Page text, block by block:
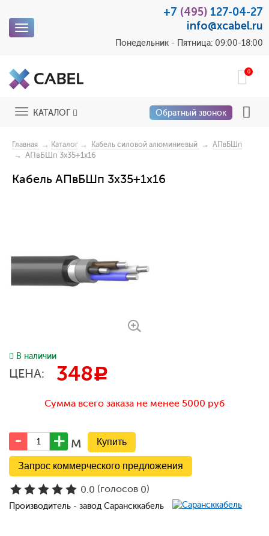
Toggle
+7 (495) 127-04-27
info@xcabel.ru
Понедельник - Пятница: 09:00-18:00
0
ToggleКАТАЛОГ Обратный звонок
Главная → Каталог → Кабель силовой алюминиевый → АПвБШп
→ АПвБШп 3x35+1x16
Кабель АПвБШп 3x35+1x16
В наличии
ЦЕНА: 348c
Сумма всего заказа не менее 5000 руб
м
Запрос коммерческого предложения
0.0 (голосов 0)
Производитель - завод Сарансккабель